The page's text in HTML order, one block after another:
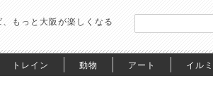
もっと大阪が楽しくなる
トレイン 動物 アート イル